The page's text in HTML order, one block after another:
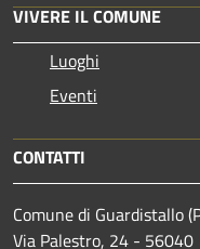
VIVERE IL COMUNE
Luoghi
Eventi
CONTATTI
Comune di Guardistallo
Via Palestro, 24 - 56040